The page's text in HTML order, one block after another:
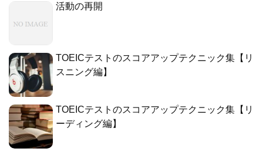
活動の再開
TOEICテストのスコアアップテクニック集【リ
スニング編】
TOEICテストのスコアアップテクニック集【リ
ーディング編】